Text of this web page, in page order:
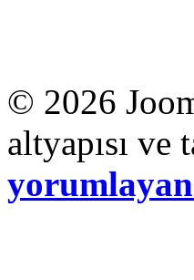
© 2026
altyapısı ve